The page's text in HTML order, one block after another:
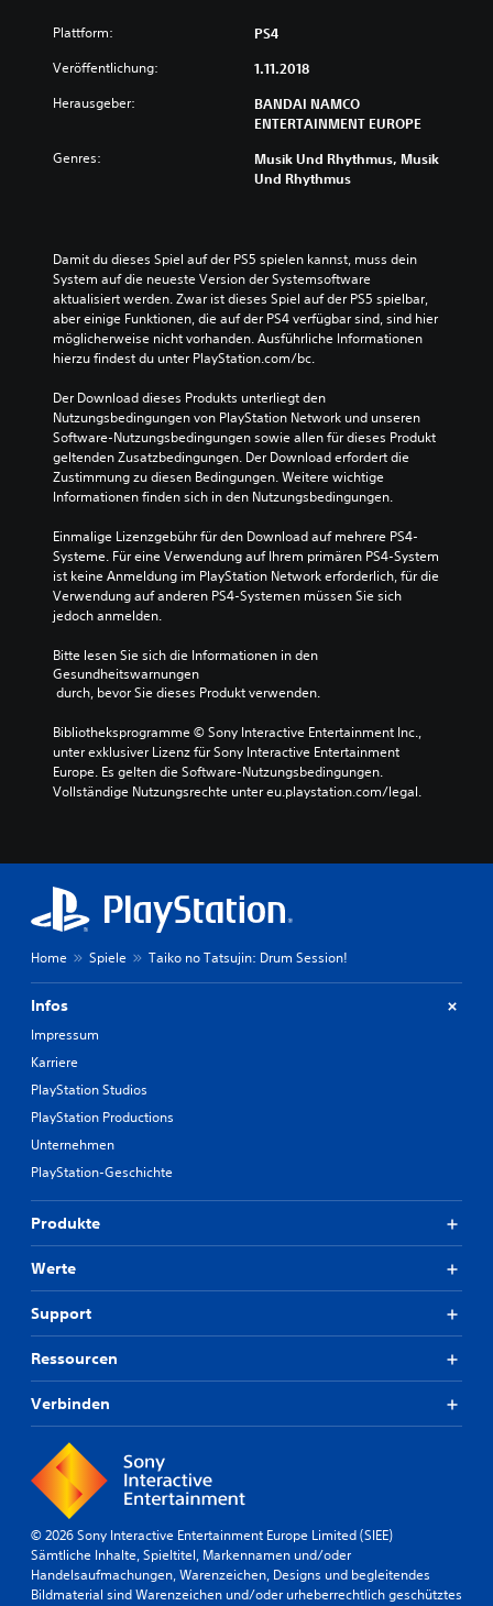
Plattform: PS4
Veröffentlichung: 1.11.2018
Herausgeber:
BANDAI NAMCO
ENTERTAINMENT EUROPE
Genres:
Musik Und Rhythmus, Musik
Und Rhythmus
Damit du dieses Spiel auf der PS5 spielen kannst, muss dein
System auf die neueste Version der Systemsoftware
aktualisiert werden. Zwar ist dieses Spiel auf der PS5 spielbar,
aber einige Funktionen, die auf der PS4 verfügbar sind, sind hier
möglicherweise nicht vorhanden. Ausführliche Informationen
hierzu findest du unter PlayStation.com/bc.
Der Download dieses Produkts unterliegt den
Nutzungsbedingungen von PlayStation Network und unseren
Software-Nutzungsbedingungen sowie allen für dieses Produkt
geltenden Zusatzbedingungen. Der Download erfordert die
Zustimmung zu diesen Bedingungen. Weitere wichtige
Informationen finden sich in den Nutzungsbedingungen.
Einmalige Lizenzgebühr für den Download auf mehrere PS4-
Systeme. Für eine Verwendung auf Ihrem primären PS4-System
ist keine Anmeldung im PlayStation Network erforderlich, für die
Verwendung auf anderen PS4-Systemen müssen Sie sich
jedoch anmelden.
Bitte lesen Sie sich die Informationen in den
Gesundheitswarnungen
durch, bevor Sie dieses Produkt verwenden.
Bibliotheksprogramme © Sony Interactive Entertainment Inc.,
unter exklusiver Lizenz für Sony Interactive Entertainment
Europe. Es gelten die Software-Nutzungsbedingungen.
Vollständige Nutzungsrechte unter eu.playstation.com/legal.
Home Spiele Taiko no Tatsujin: Drum Session!
Infos
Impressum
Karriere
PlayStation Studios
PlayStation Productions
Unternehmen
PlayStation-Geschichte
Produkte
Werte
Support
Ressourcen
Verbinden
© 2026 Sony Interactive Entertainment Europe Limited (SIEE)
Sämtliche Inhalte, Spieltitel, Markennamen und/oder
Handelsaufmachungen, Warenzeichen, Designs und begleitendes
Bildmaterial sind Warenzeichen und/oder urheberrechtlich geschütztes